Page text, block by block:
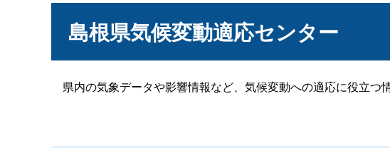
島根県気候変動適応センター
県内の気象データや影響情報など、気候変動への適応に役立つ